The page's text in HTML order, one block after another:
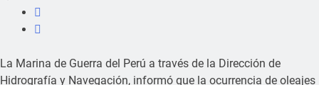
La Marina de Guerra del Perú a través de la Dirección de
Hidrografía y Navegación, informó que la ocurrencia de oleajes